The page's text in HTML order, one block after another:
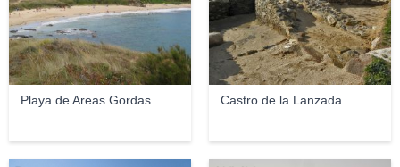
Playa de Areas Gordas Castro de la Lanzada